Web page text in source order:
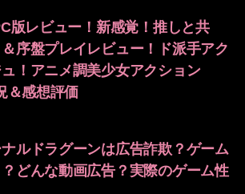
版レビュー！新感覚！推しと共
序盤プレイレビュー！ド派手アク
！アニメ調美少女アクション
＆感想評価
ナルドラグーンは広告詐欺？ゲーム
どんな動画広告？実際のゲーム性